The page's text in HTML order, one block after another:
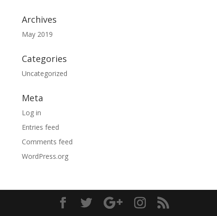
Archives
May 2019
Categories
Uncategorized
Meta
Log in
Entries feed
Comments feed
WordPress.org